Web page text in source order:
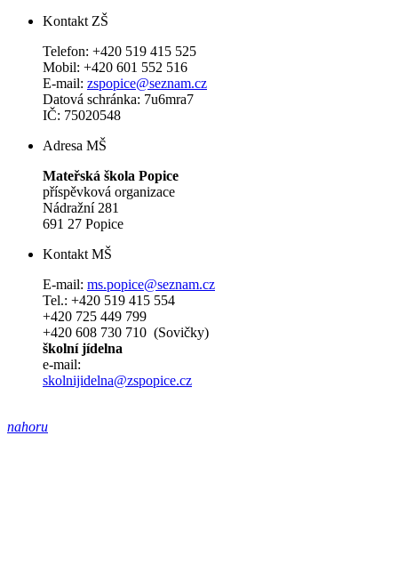
Kontakt ZŠ
Telefon: +420 519 415 525
Mobil: +420 601 552 516
E-mail: zspopice@seznam.cz
Datová schránka: 7u6mra7
IČ: 75020548
Adresa MŠ
Mateřská škola Popice
příspěvková organizace
Nádražní 281
691 27 Popice
Kontakt MŠ
E-mail: ms.popice@seznam.cz
Tel.: +420 519 415 554
+420 725 449 799
+420 608 730 710 (Sovičky)
školní jídelna
e-mail:
skolnijidelna@zspopice.cz
nahoru